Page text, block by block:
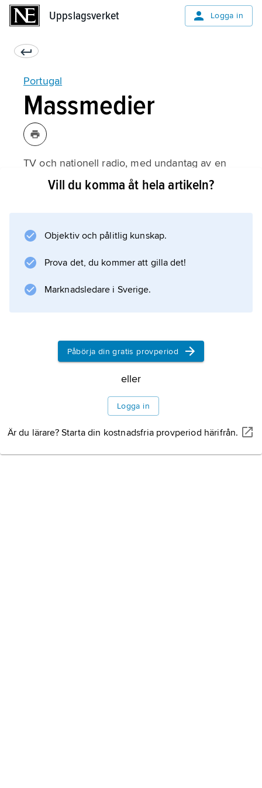
Uppslagsverket Logga in
Portugal
Massmedier
TV och nationell radio, med undantag av en
katolsk station (RR), förstatligades 1975.
Information om artikeln
Vill du komma åt hela artikeln?
Objektiv och pålitlig kunskap.
Prova det, du kommer att gilla det!
Marknadsledare i Sverige.
Påbörja din gratis provperiod
eller
Logga in
Är du lärare? Starta din kostnadsfria provperiod härifrån.